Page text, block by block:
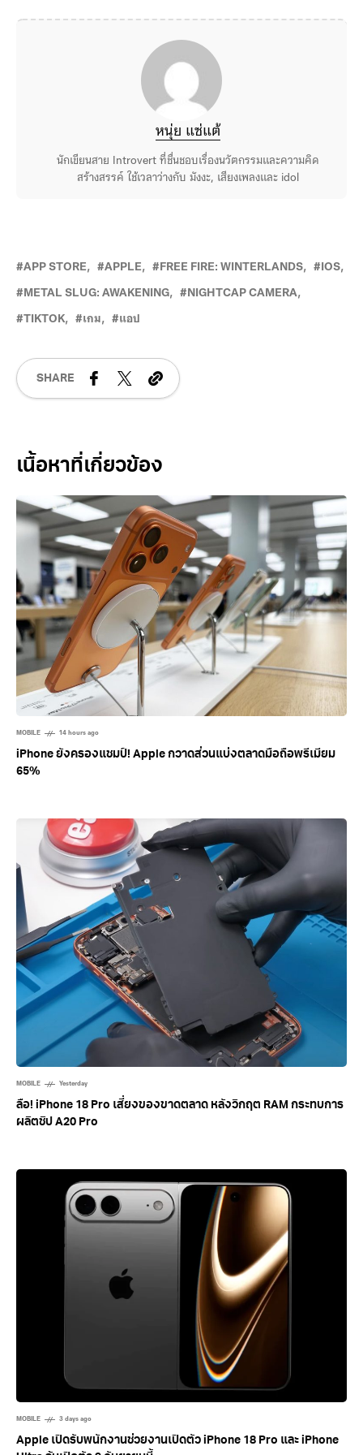
หนุ่ย แซ่แต้
นักเขียนสาย Introvert ที่ชื่นชอบเรื่องนวัตกรรมและความคิด
สร้างสรรค์ ใช้เวลาว่างกับ มังงะ, เสียงเพลงและ idol
APP STORE APPLE FREE FIRE: WINTERLANDS IOS
METAL SLUG: AWAKENING NIGHTCAP CAMERA
TIKTOK เกม แอป
SHARE
Related Posts
MOBILE 14 hours ago
iPhone ยังครองแชมป์! Apple กวาดส่วนแบ่งตลาดมือถือพรีเมียม
65%
MOBILE Yesterday
ลือ! iPhone 18 Pro เสี่ยงของขาดตลาด หลังวิกฤต RAM กระทบการ
ผลิตชิป A20 Pro
MOBILE 3 days ago
Apple เปิดรับพนักงานช่วยงานเปิดตัว iPhone 18 Pro และ iPhone